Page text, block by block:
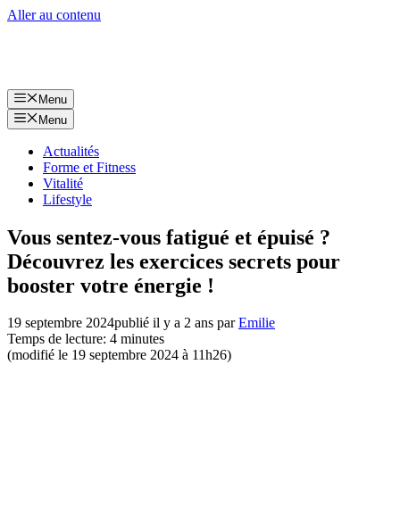
Aller au contenu
Menu
Menu
Actualités
Forme et Fitness
Vitalité
Lifestyle
Vous sentez-vous fatigué et épuisé ?
Découvrez les exercices secrets pour
booster votre énergie !
19 septembre 2024publié il y a 2 ans parEmilie
Temps de lecture: 4 minutes
(modifié le 19 septembre 2024 à 11h26)